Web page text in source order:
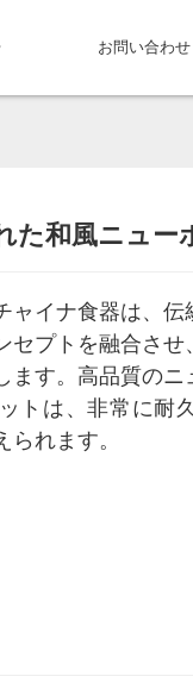
お問い合わせ
た和風ニュー
ャイナ食器は、
セプトを融合さ
ます。高品質の
トは、非常に耐
れます。